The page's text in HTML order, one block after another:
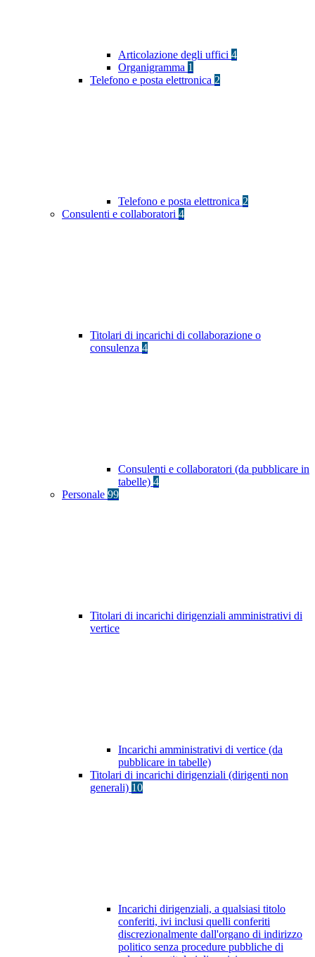
Articolazione degli uffici 4
Organigramma 1
Telefono e posta elettronica 2
Telefono e posta elettronica 2
Consulenti e collaboratori 4
Titolari di incarichi di collaborazione o
consulenza 4
Consulenti e collaboratori (da pubblicare in
tabelle) 4
Personale 99
Titolari di incarichi dirigenziali amministrativi di
vertice
Incarichi amministrativi di vertice (da
pubblicare in tabelle)
Titolari di incarichi dirigenziali (dirigenti non
generali) 10
Incarichi dirigenziali, a qualsiasi titolo
conferiti, ivi inclusi quelli conferiti
discrezionalmente dall'organo di indirizzo
politico senza procedure pubbliche di